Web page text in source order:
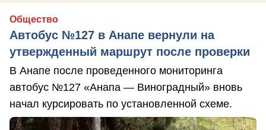
Общество
Автобус №127 в Анапе вернули на
утвержденный маршрут после проверки
В Анапе после проведенного мониторинга
автобус №127 «Анапа — Виноградный» вновь
начал курсировать по установленной схеме.